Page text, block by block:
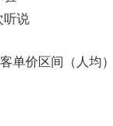
听说
单价区间（人均）